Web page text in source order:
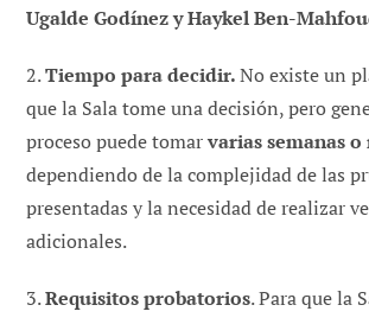
Ugalde Godínez y Haykel Ben-
2.Tiempo para decidir.No existe un
que la Sala tome una decisión, pero
proceso puede tomarvarias semanas o
dependiendo de la complejidad de las
presentadas y la necesidad de realizar
adicionales.
3.Requisitos probatorios. Para que la